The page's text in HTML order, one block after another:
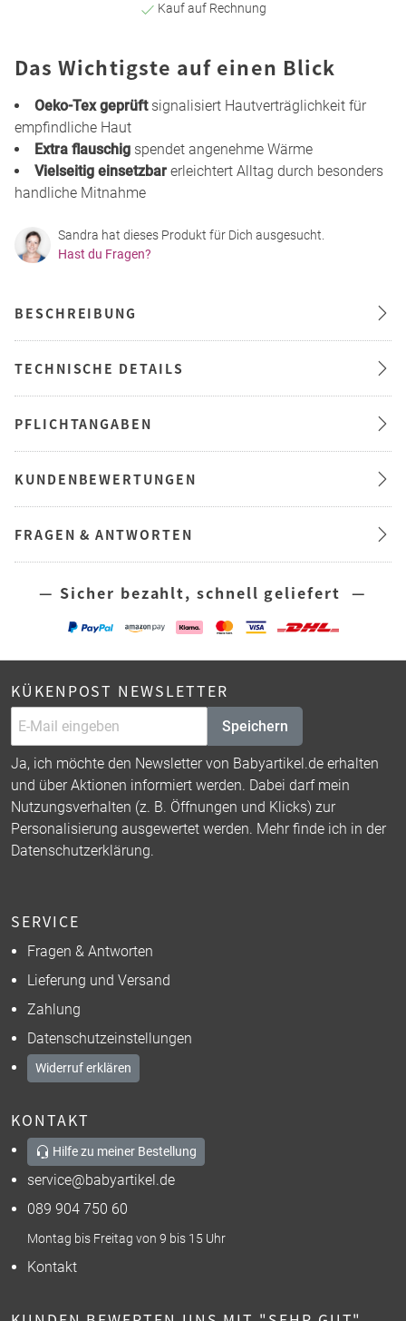
Kauf auf Rechnung
Das Wichtigste auf einen Blick
Oeko-Tex geprüftsignalisiert Hautverträglichkeit für
empfindliche Haut
Extra flauschig spendet angenehme Wärme
Vielseitig einsetzbar erleichtert Alltag durch besonders
handliche Mitnahme
Sandra hat dieses Produkt für Dich ausgesucht.
Hast du Fragen?
BESCHREIBUNG
TECHNISCHE DETAILS
PFLICHTANGABEN
KUNDENBEWERTUNGEN
FRAGEN & ANTWORTEN
— Sicher bezahlt, schnell geliefert —
KÜKENPOST NEWSLETTER
Speichern
Ja, ich möchte den Newsletter von Babyartikel.de erhalten
und über Aktionen informiert werden. Dabei darf mein
Nutzungsverhalten (z. B. Öffnungen und Klicks) zur
Personalisierung ausgewertet werden. Mehr finde ich in der
Datenschutzerklärung.
SERVICE
Fragen & Antworten
Lieferung und Versand
Zahlung
Datenschutzeinstellungen
Widerruf erklären
KONTAKT
Hilfe zu meiner Bestellung
service@babyartikel.de
089 904 750 60
Montag bis Freitag von 9 bis 15 Uhr
Kontakt